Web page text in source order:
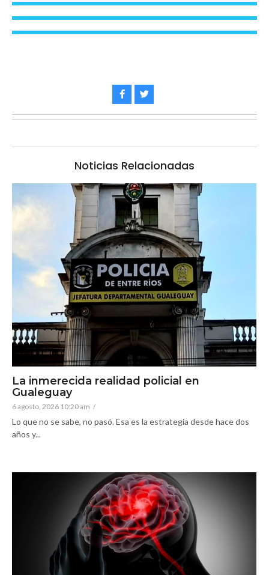
Noticias Relacionadas
La inmerecida realidad policial en
Gualeguay
6 agosto, 2026 10:20 am /
Lo que no se sabe, no pasó. Esa es la estrategia desde hace dos
años y...